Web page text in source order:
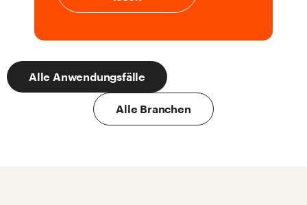
Alle Anwendungsfälle
Alle Branchen